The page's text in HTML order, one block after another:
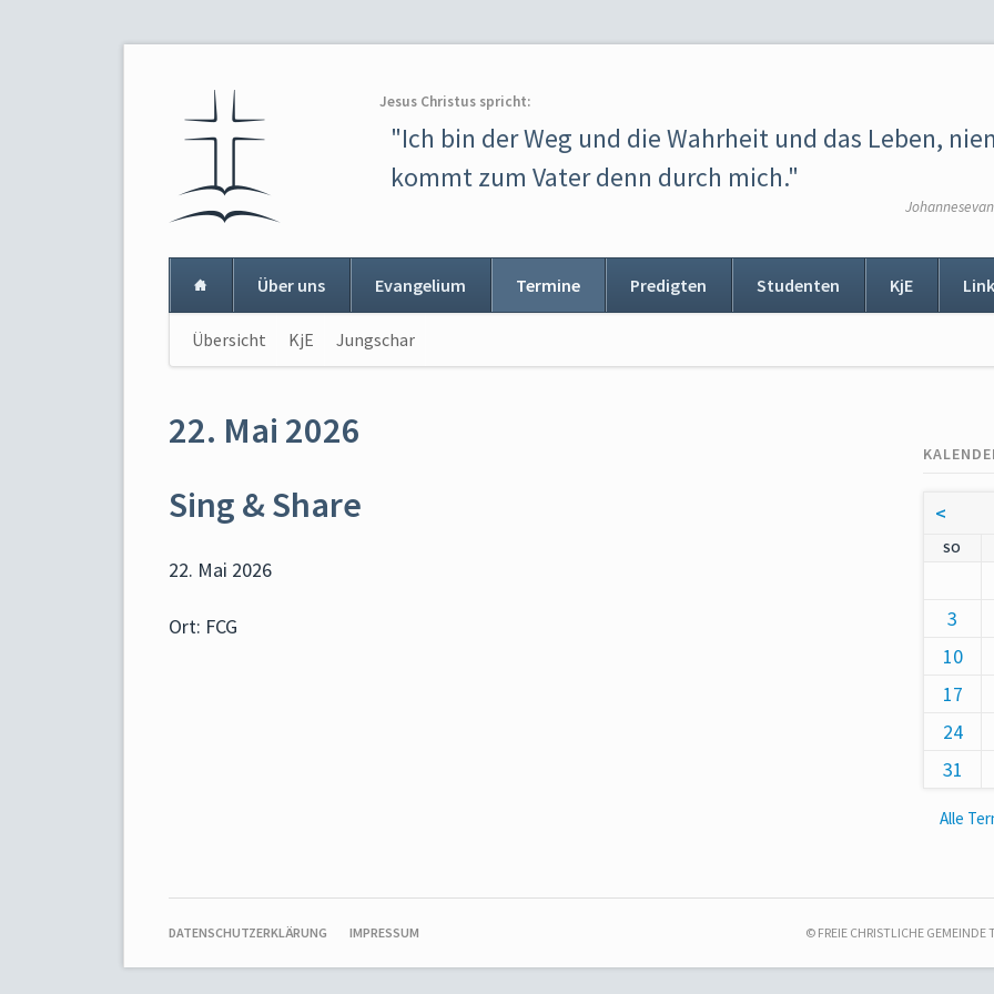
Jesus Christus spricht:
"Ich bin der Weg und die Wahrheit und das Leben,
kommt zum Vater denn durch mich."
Über uns Evangelium Termine Predigten Studenten KjE
Navigation
überspringen
Übersicht KjE Jungschar
22. Mai 2026
Sing & Share
22. Mai 2026
Ort: FCG
<
SO
3
10
17
24
31
Alle
NAVIGATION
DATENSCHUTZERKLÄRUNG IMPRESSUM © FREIE CHRISTLICHE GEMEINDE